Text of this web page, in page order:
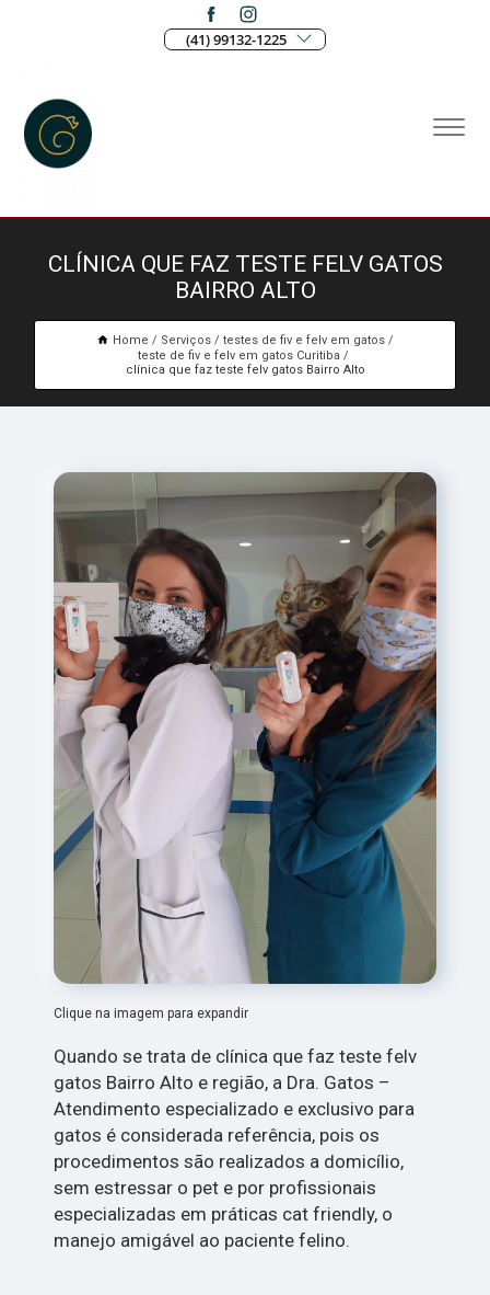
(41) 99132-1225
CLÍNICA QUE FAZ TESTE FELV GATOS
BAIRRO ALTO
Home Serviços
testes de fiv e felv em gatos
teste de fiv e felv em gatos Curitiba
clínica que faz teste felv gatos Bairro Alto
Clique na imagem para expandir
Quando se trata de clínica que faz teste felv
gatos Bairro Alto e região, a Dra. Gatos –
Atendimento especializado e exclusivo para
gatos é considerada referência, pois os
procedimentos são realizados a domicílio,
sem estressar o pet e por profissionais
especializadas em práticas cat friendly, o
manejo amigável ao paciente felino.